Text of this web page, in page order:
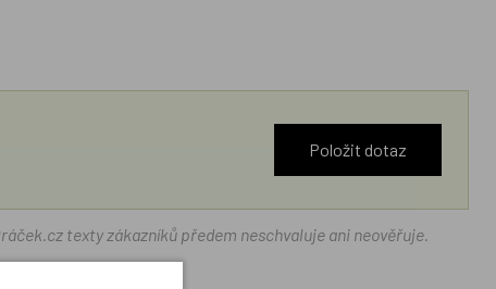
Položit dotaz
texty zákazníků předem neschvaluje ani neověřuje.